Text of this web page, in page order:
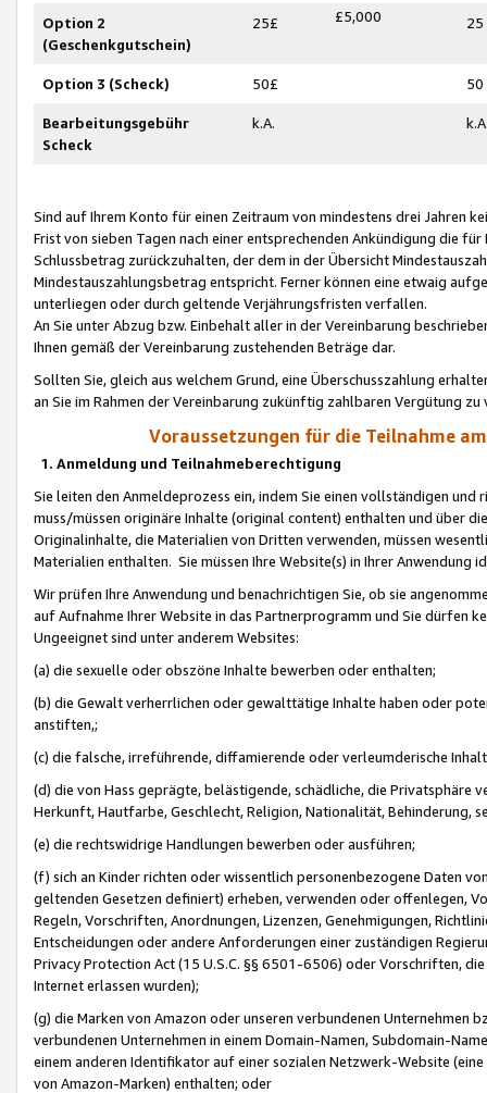
Option 2
(Geschenkgutschein)
25£ £5,000 25
Option 3 (Scheck) 50£ 50
Bearbeitungsgebühr
Scheck
k.A.
Sind auf Ihrem Konto für einen Zeitraum von mindestens drei Jahren
Frist von sieben Tagen nach einer entsprechenden Ankündigung die
Schlussbetrag zurückzuhalten, der dem in der Übersicht
Mindestauszahlungsbetrag entspricht. Ferner können eine etwaig
unterliegen oder durch geltende Verjährungsfristen verfallen.
An Sie unter Abzug bzw. Einbehalt aller in der Vereinbarung
Ihnen gemäß der Vereinbarung zustehenden Beträge dar.
Sollten Sie, gleich aus welchem Grund, eine Überschusszahlung
an Sie im Rahmen der Vereinbarung zukünftig zahlbaren Vergütung zu
Voraussetzungen für die Teilnahme
1. Anmeldung und Teilnahmeberechtigung
Sie leiten den Anmeldeprozess ein, indem Sie einen vollständigen
muss/müssen originäre Inhalte (original content) enthalten und über
Originalinhalte, die Materialien von Dritten verwenden, müssen
Materialien enthalten. Sie müssen Ihre Website(s) in Ihrer Anwendung
Wir prüfen Ihre Anwendung und benachrichtigen Sie, ob sie
auf Aufnahme Ihrer Website in das Partnerprogramm und Sie dürfen
Ungeeignet sind unter anderem Websites:
(a) die sexuelle oder obszöne Inhalte bewerben oder enthalten;
(b) die Gewalt verherrlichen oder gewalttätige Inhalte haben oder
anstiften,;
(c) die falsche, irreführende, diffamierende oder verleumderische
(d) die von Hass geprägte, belästigende, schädliche, die Privatsphäre
Herkunft, Hautfarbe, Geschlecht, Religion, Nationalität, Behinderung,
(e) die rechtswidrige Handlungen bewerben oder ausführen;
(f) sich an Kinder richten oder wissentlich personenbezogene Daten
geltenden Gesetzen definiert) erheben, verwenden oder offenlegen,
Regeln, Vorschriften, Anordnungen, Lizenzen, Genehmigungen,
Entscheidungen oder andere Anforderungen einer zuständigen
Privacy Protection Act (15 U.S.C. §§ 6501-6506) oder Vorschriften,
Internet erlassen wurden);
(g) die Marken von Amazon oder unseren verbundenen Unternehmen
verbundenen Unternehmen in einem Domain-Namen, Subdomain-
einem anderen Identifikator auf einer sozialen Netzwerk-Website
von Amazon-Marken) enthalten; oder